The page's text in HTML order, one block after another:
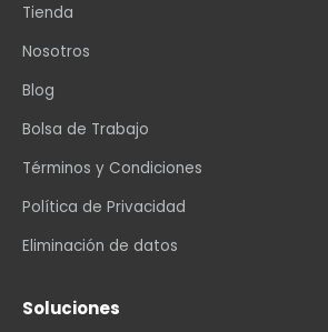
Tienda
Nosotros
Blog
Bolsa de Trabajo
Términos y Condiciones
Política de Privacidad
Eliminación de datos
Soluciones